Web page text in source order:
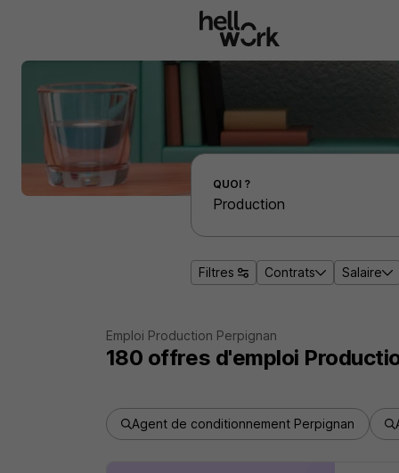
Effectuer une recherche d'emploi par localité
QUOI ?
Filtres Contrats Salaire
Emploi Production Perpignan
180 offres d'emploi
Agent de conditionnement Perpignan